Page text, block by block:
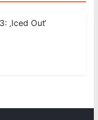
‚Iced Out‘